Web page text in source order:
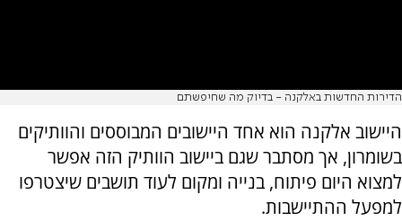
הדירות החדשות באלקנה - בדיוק מה שחיפשתם
היישוב אלקנה הוא אחד היישובים המבוססים והוותיקים
בשומרון, אך מסתבר שגם ביישוב הוותיק הזה אפשר
למצוא היום פיתוח, בנייה ומקום לעוד תושבים שיצטרפו
למפעל ההתיישבות.